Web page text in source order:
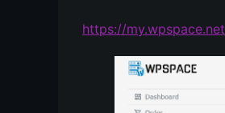
https://my.wpspace.net